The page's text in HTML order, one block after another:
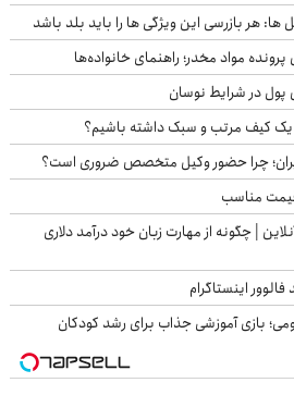
هر بازرسی این ویژگی ها را باید بلد باشد
در شرایط نوسان
کیف مرتب و سبک داشته باشیم؟
چرا حضور وکیل متخصص ضروری است؟
مناسب
| چگونه از مهارت زبان خود درآمد دلاری
اینستاگرام
بازی آموزشی جذاب برای رشد کودکان